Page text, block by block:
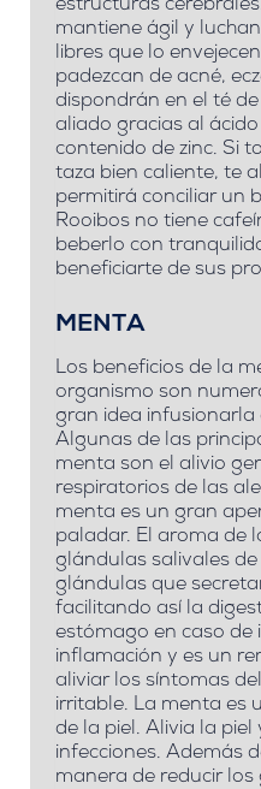
estructuras
mantiene ágil y
libres que lo
padezcan de acné,
dispondrán en el té
aliado gracias al
contenido de zinc. Si
taza bien caliente, te
permitirá conciliar un
Rooibos no tiene
beberlo con
beneficiarte de sus
MENTA
Los beneficios de la
organismo son
gran idea infusionarla
Algunas de las
menta son el alivio
respiratorios de las
menta es un gran
paladar. El aroma de
glándulas salivales
glándulas que
facilitando así la
estómago en caso de
inflamación y es un
aliviar los síntomas
irritable. La menta es
de la piel. Alivia la
infecciones. Además
manera de reducir